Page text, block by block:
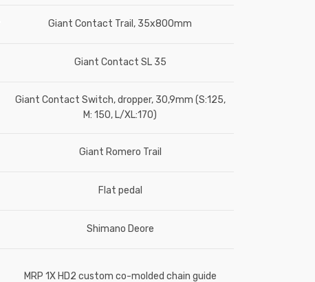
Giant Contact Trail, 35x800mm
Giant Contact SL 35
Giant Contact Switch, dropper, 30,9mm (S:125,
M: 150, L/XL:170)
Giant Romero Trail
Flat pedal
Shimano Deore
MRP 1X HD2 custom co-molded chain guide